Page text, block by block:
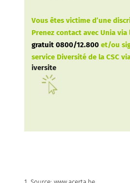
Vous êtes victime d’une
Prenez contact avec Unia via
gratuit 0800/12.800 et/ou
service Diversité de la CSC
iversite